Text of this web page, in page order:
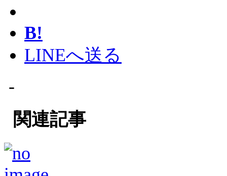
B!
LINEへ送る
-
関連記事